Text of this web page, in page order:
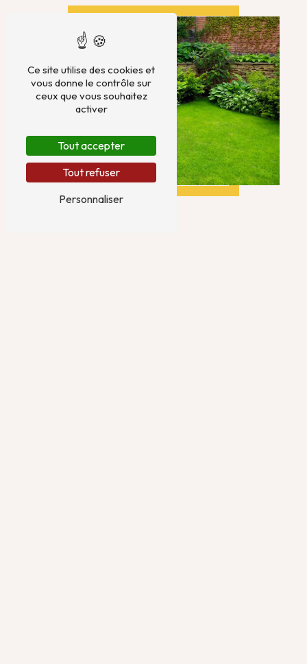
Ce site utilise des cookies et
vous donne le contrôle sur
ceux que vous souhaitez
activer
Tout accepter
Tout refuser
Personnaliser